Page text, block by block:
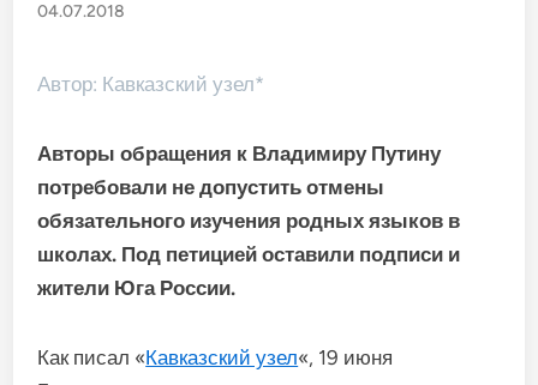
04.07.2018
Автор: Кавказский узел*
Авторы обращения к Владимиру Путину
потребовали не допустить отмены
обязательного изучения родных языков в
школах. Под петицией оставили подписи и
жители Юга России.
Как писал «Кавказский узел«, 19 июня